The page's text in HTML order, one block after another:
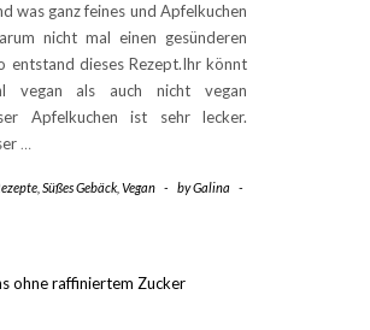
was ganz feines und Apfelkuchen
nicht mal einen gesünderen
entstand dieses Rezept.Ihr könnt
vegan als auch nicht vegan
Apfelkuchen ist sehr lecker.
…
Süßes Gebäck Vegan - byGalina
-